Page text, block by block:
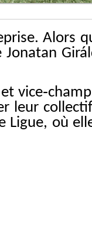
Alors
Ligue, où